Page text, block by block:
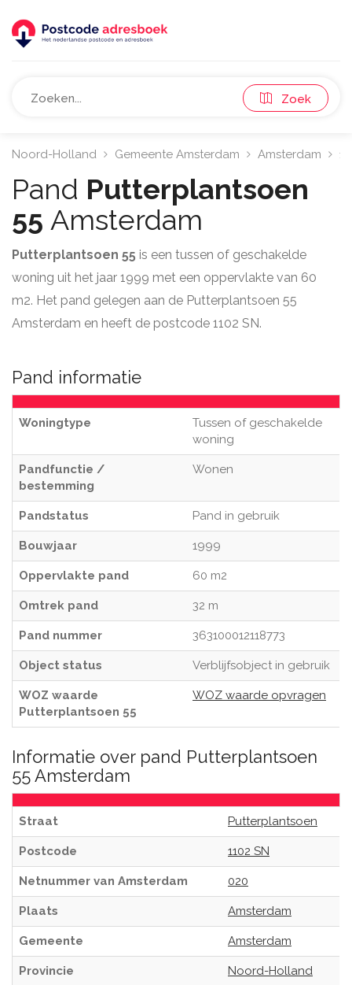
Zoek
Noord-Holland Gemeente Amsterdam Amsterdam
Pand Putterplantsoen
55 Amsterdam
Putterplantsoen 55 is een tussen of geschakelde
woning uit het jaar 1999 met een oppervlakte van 60
m2. Het pand gelegen aan de Putterplantsoen 55
Amsterdam en heeft de postcode 1102 SN.
Pand informatie
Woningtype
Tussen of geschakelde
woning
Pandfunctie /
bestemming
Wonen
Pandstatus Pand in gebruik
Bouwjaar 1999
Oppervlakte pand 60 m2
Omtrek pand 32 m
Pand nummer 363100012118773
Object status Verblijfsobject in gebruik
WOZ waarde
Putterplantsoen 55
WOZ waarde opvragen
Informatie over pand Putterplantsoen
55 Amsterdam
Straat Putterplantsoen
Postcode 1102 SN
Netnummer van Amsterdam 020
Plaats Amsterdam
Gemeente Amsterdam
Provincie Noord-Holland